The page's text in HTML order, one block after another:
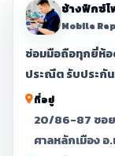
ช้างฟิกซ์โ
Mobile
ซ่อมมือถือทุกยี่ห้อ
ประณีต รับประกั
ที่อยู่
20/86-87 ซอย
ศาลหลักเมือง